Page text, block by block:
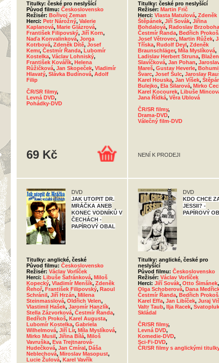
Titulky: české pro neslyšící
Původ filmu: Československo
Režisér: Bořivoj Zeman
Herci: Petr Nárožný, Valerie
Kaplanová, Marie Glázrová,
František Filipovský, Jiří Korn,
Naďa Konvalinková, Jorga
Kotrbová, Zdeněk Dítě, Josef
Kemr, Čestmír Řanda, Lubomír
Kostelka, Václav Lohniský,
František Kovářík, Helena
Růžičková, Jan Skopeček, Vladimír
Hlavatý, Slávka Budínová, Adolf
Filip
ČR/SR filmy,
Levná DVD,
Pohádky-DVD
69 Kč
Titulky: české pro neslyšící
Režisér: Martin Frič
Herci: Vlasta Matulová, Zdeněk
Štěpánek, Jiří Sovák, Jiřina
Bohdalová, Radoslav
Čestmír Řanda, Bedřich Prokoš
Josef Větrovec, Martin Růžek,
Tříska, Rudolf Deyl, Zdeněk
Braunschläger, Míla Myslíková,
Ladislav Herbert Struna,
Slavíčková, Jan Pohan,
Mareš, Gustav Heverle,
Švarc, Josef Šulc, Jaroslav
Karel Houska, Jan Víšek,
Bulejko, Ela Šilarová, Mirko
Karel Kocourek, Libuše
Jana Řídká, Věra Ublová
ČR/SR filmy,
Drama-DVD,
Válečný film-DVD
NENÍ K PRODEJI
DVD
JAK UTOPIT DR.
MRÁČKA ANEB
KONEC VODNÍKŮ V
ČECHÁCH -
PAPÍROVÝ OBAL
Titulky: anglické, české
Původ filmu: Československo
Režisér: Václav Vorlíček
Herci: Libuše Šafránková, Miloš
Kopecký, Vladimír Menšík, Zdeněk
Řehoř, František Filipovský, Raoul
Schránil, Jiří Hrzán, Milena
Steinmasslová, Oldřich Velen,
Vlastimil Hašek, Jaromír Hanzlík,
Stella Zázvorková, Čestmír Řanda,
Bedřich Prokoš, Karel Augusta,
Lubomír Kostelka, Gabriela
Wilhelmová, Jiří Lír, Míla Myslíková,
Mirko Musil, Jiřina Bílá, Miloš
Vavruška, Eva Trejtnarová-
Hudečková, Jan Cmíral, Dáša
Neblechová, Miroslav Masopust,
Lucie Žulová, Karel Vavřík
DVD
KDO CHCE
JESSII? -
PAPÍROVÝ
Titulky: anglické, české pro
neslyšící
Původ filmu: Československo
Režisér: Václav Vorlíček
Herci: Jiří Sovák, Otto Šimánek,
Olga Schoberová, Dana
Čestmír Řanda, Bedřich Prokoš
Karel Effa, Jan Libíček, Juraj
Valtr Taub, Ilja Racek, Svatopluk
Skládal
ČR/SR filmy,
Levná DVD,
Komedie-DVD,
Sci-Fi-DVD,
ČR/SR filmy s anglickými